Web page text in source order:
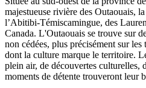
majestueuse rivière des Outaouais,
l’Abitibi-Témiscamingue, des
Canada. L'Outaouais se trouve sur
non cédées, plus précisément sur
dont la culture marque le territoire.
plein air, de découvertes culturelles,
moments de détente trouveront leur